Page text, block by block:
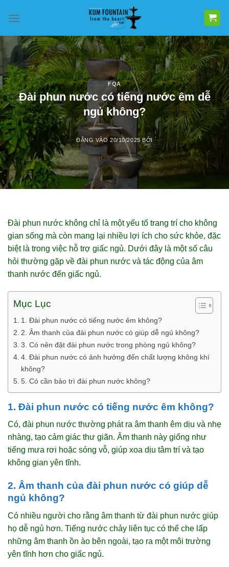
qua
dung
FQA
Đài phun nước có tiếng nước êm dễ
ngủ không?
ĐĂNG VÀO20/10/2025 BỞI
Đài phun nước không chỉ là một yếu tố trang trí cho không
gian sống mà còn mang lại nhiều lợi ích cho sức khỏe, đặc
biệt là trong việc hỗ trợ giấc ngủ. Dưới đây là một số câu
hỏi thường gặp về đài phun nước và tác động của âm
thanh nước đến giấc ngủ.
Mục Lục
1. Đài phun nước có tiếng nước êm không?
2. Âm thanh của đài phun nước có giúp dễ ngủ không?
3. Có nên đặt đài phun nước trong phòng ngủ không?
4. Đài phun nước có ảnh hưởng đến chất lượng không khí
không?
5. Có cần bảo trì đài phun nước không?
1. Đài phun nước có tiếng nước êm không?
Có, đài phun nước thường phát ra âm thanh êm dịu và nhẹ
nhàng, tạo cảm giác thư giãn. Âm thanh này giống như
tiếng mưa rơi hoặc sóng vỗ, giúp xoa dịu tâm trí và tạo
không gian yên tĩnh.
2. Âm thanh của đài phun nước có giúp dễ
ngủ không?
Có nhiều người cho rằng âm thanh từ đài phun nước giúp
họ dễ ngủ hơn. Tiếng nước chảy liên tục có thể che lấp
những âm thanh ồn ào bên ngoài, tạo ra một môi trường
yên tĩnh hơn cho giấc ngủ.